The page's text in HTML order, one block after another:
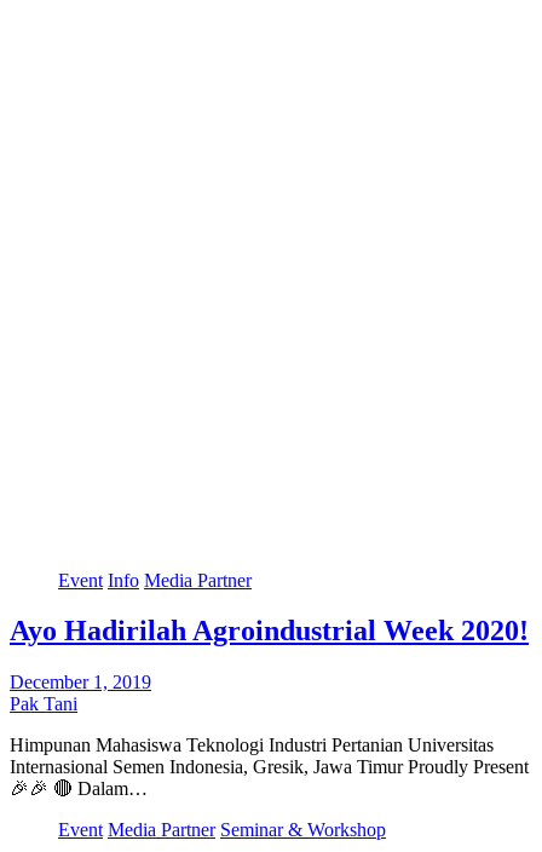
Event Info Media Partner
Ayo Hadirilah Agroindustrial Week 2020!
December 1, 2019
Pak Tani
Himpunan Mahasiswa Teknologi Industri Pertanian Universitas
Internasional Semen Indonesia, Gresik, Jawa Timur Proudly Present
🎉🎉 🔴 Dalam…
Event Media Partner Seminar & Workshop